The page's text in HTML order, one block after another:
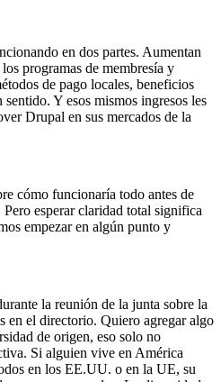
en dos partes. Aumentan
programas de membresía y
de pago locales, beneficios
Y esos mismos ingresos les
Drupal en sus mercados de la
cómo funcionaría todo antes de
esperar claridad total significa
empezar en algún punto y
la reunión de la junta sobre la
en el directorio. Quiero agregar algo
de origen, eso solo no
Si alguien vive en América
en los EE.UU. o en la UE, su